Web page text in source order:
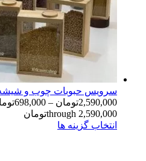
سرویس حبوبات چوب و
2,590,000تومان –
698,000
through 2,590,000تومان
انتخاب گزینه ها